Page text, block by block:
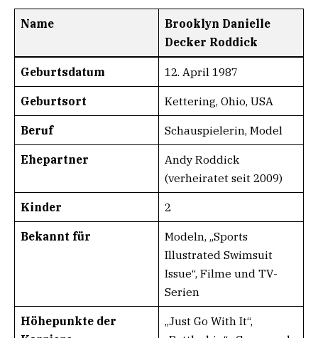
Name
Brooklyn Danielle
Decker Roddick
Geburtsdatum 12. April 1987
Geburtsort Kettering, Ohio, USA
Beruf Schauspielerin, Model
Ehepartner
Andy Roddick
(verheiratet seit 2009)
Kinder 2
Bekannt für
Modeln, „Sports
Illustrated Swimsuit
Issue“, Filme und TV-
Serien
Höhepunkte der
„Just Go With It“,